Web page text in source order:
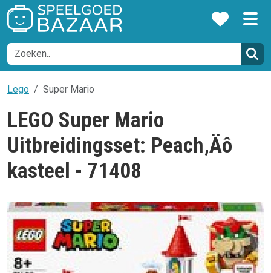
Lego Super Mario
LEGO Super Mario
Uitbreidingsset: Peach‚Äô
kasteel - 71408